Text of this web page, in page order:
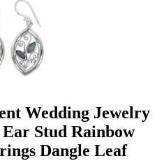
Wedding Jewelry
Stud Rainbow
Dangle Leaf